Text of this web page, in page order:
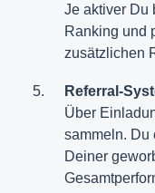
Je aktiver Du
Ranking und
zusätzlichen
Referral-
Über
sammeln. Du
Deiner